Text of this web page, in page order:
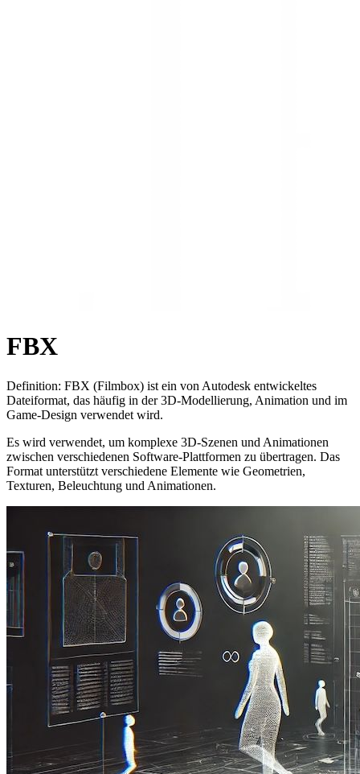
FBX
Definition: FBX (Filmbox) ist ein von Autodesk entwickeltes
Dateiformat, das häufig in der 3D-Modellierung, Animation und im
Game-Design verwendet wird.
Es wird verwendet, um komplexe 3D-Szenen und Animationen
zwischen verschiedenen Software-Plattformen zu übertragen. Das
Format unterstützt verschiedene Elemente wie Geometrien,
Texturen, Beleuchtung und Animationen.